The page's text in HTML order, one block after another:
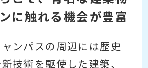
に触れる機会が豊富
ンパスの周辺には歴史
技術を駆使した建築、